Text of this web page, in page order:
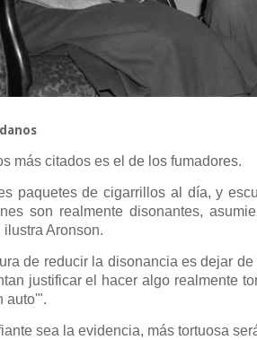
más citados es el de los fumadores.
paquetes de cigarrillos al día, y
son realmente disonantes,
Aronson.
de reducir la disonancia es dejar
justificar el hacer algo realmente
auto'".
sea la evidencia, más tortuosa